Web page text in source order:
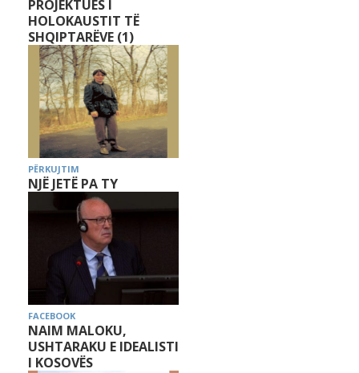
PROJEKTUES I
HOLOKAUSTIT TË
SHQIPTARËVE (1)
PËRKUJTIM
NJË JETË PA TY
FACEBOOK
NAIM MALOKU,
USHTARAKU E IDEALISTI
I KOSOVËS